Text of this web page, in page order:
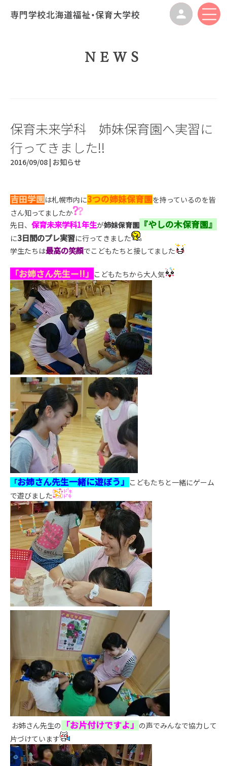
NEWS
保育未来学科 姉妹保育園へ実習に
行ってきました!!
2016/09/08 | お知らせ
吉田学園は札幌市内に3つの姉妹保育園を持っているのを皆
さん知ってましたか
先日、 保育未来学科1年生が姉妹保育園 『やしの木保育園』
に3日間のプレ実習に行ってきました
学生たちは最高の笑顔でこどもたちと接してました
「お姉さん先生ー!!」 こどもたちから大人気
「お姉さん先生一緒に遊ぼう」 こどもたちと一緒にゲーム
で遊びました
お姉さん先生の 「お片付けですよ」 の声でみんなで協力して
片づけています